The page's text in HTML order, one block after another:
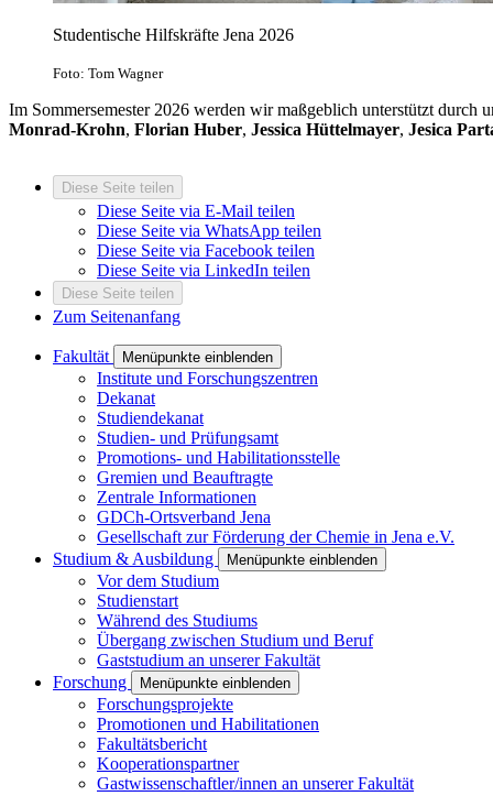
Studentische Hilfskräfte Jena 2026
Foto: Tom Wagner
Im Sommersemester 2026 werden wir maßgeblich unterstützt durch
Monrad-Krohn, Florian Huber, Jessica Hüttelmayer, Jesica
Diese Seite teilen
Diese Seite via E-Mail teilen
Diese Seite via WhatsApp teilen
Diese Seite via Facebook teilen
Diese Seite via LinkedIn teilen
Diese Seite teilen
Zum Seitenanfang
Fakultät Menüpunkte einblenden
Institute und Forschungszentren
Dekanat
Studiendekanat
Studien- und Prüfungsamt
Promotions- und Habilitationsstelle
Gremien und Beauftragte
Zentrale Informationen
GDCh-Ortsverband Jena
Gesellschaft zur Förderung der Chemie in Jena e.V.
Studium & Ausbildung
Menüpunkte einblenden
Vor dem Studium
Studienstart
Während des Studiums
Übergang zwischen Studium und Beruf
Gaststudium an unserer Fakultät
Forschung
Menüpunkte einblenden
Forschungsprojekte
Promotionen und Habilitationen
Fakultätsbericht
Kooperationspartner
Gastwissenschaftler/innen an unserer Fakultät